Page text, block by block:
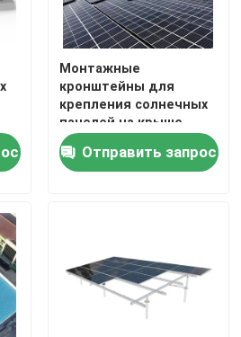
Монтажные
кронштейны для
крепления солнечных
панелей на крыше,
разработанные для
выдерживания
высоких ветровых и
Отправить запрос